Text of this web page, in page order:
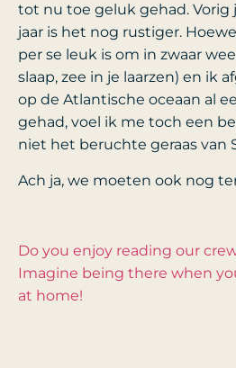
tot nu toe geluk gehad. Vorig
jaar is het nog rustiger.
per se leuk is om in zwaar
slaap, zee in je laarzen) en ik
op de Atlantische oceaan al
gehad, voel ik me toch een
niet het beruchte geraas van
Ach ja, we moeten ook nog
Do you enjoy reading our
Imagine being there when
at home!